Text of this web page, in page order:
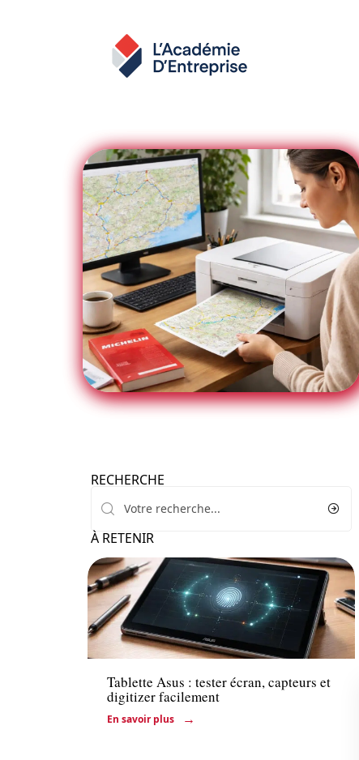
RECHERCHE
À RETENIR
Actu
Tablette Asus : tester écran, capteurs et
digitizer facilement
En savoir plus